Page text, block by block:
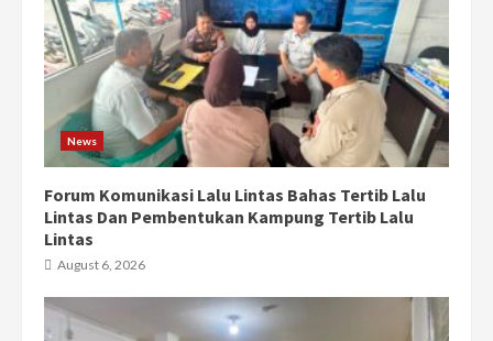
News
Forum Komunikasi Lalu Lintas Bahas Tertib Lalu
Lintas Dan Pembentukan Kampung Tertib Lalu
Lintas
August 6, 2026